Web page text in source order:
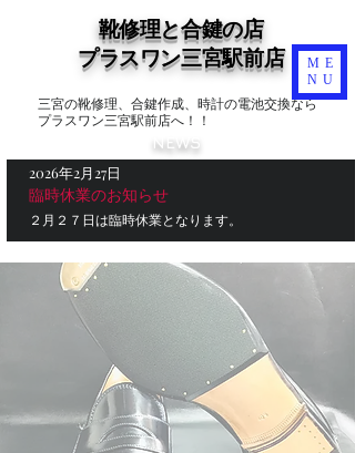
三宮の靴修理、合鍵作成、時計の電池交換なら
プラスワン三宮駅前店へ！！
NEWS
2026年2月27日
臨時休業のお知らせ
２月２７日は臨時休業となります。
靴修理と合鍵の店
​プラスワン三宮駅前店
ME
NU